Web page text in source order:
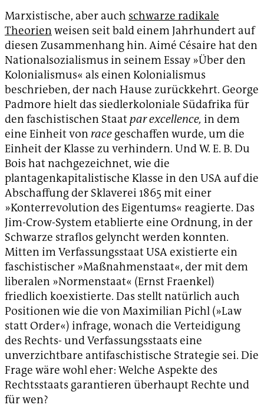
Marxistische, aber auch schwarze radikale
Theorienweisen seit bald einem Jahrhundert auf
diesen Zusammenhang hin. Aimé Césaire hat den
Nationalsozialismus in seinem Essay »Über den
Kolonialismus« als einen Kolonialismus
beschrieben, der nach Hause zurückkehrt. George
Padmore hielt das siedlerkoloniale Südafrika für
den faschistischen Staatpar excellence, in dem
eine Einheit von race geschaffen wurde, um die
Einheit der Klasse zu verhindern. Und W. E. B. Du
Bois hat nachgezeichnet, wie die
plantagenkapitalistische Klasse in den USA auf die
Abschaffung der Sklaverei 1865 mit einer
»Konterrevolution des Eigentums« reagierte. Das
Jim-Crow-System etablierte eine Ordnung, in der
Schwarze straflos gelyncht werden konnten.
Mitten im Verfassungsstaat USA existierte ein
faschistischer »Maßnahmenstaat«, der mit dem
liberalen »Normenstaat« (Ernst Fraenkel)
friedlich koexistierte. Das stellt natürlich auch
Positionen wie die von Maximilian Pichl (»Law
statt Order«) infrage, wonach die Verteidigung
des Rechts- und Verfassungsstaats eine
unverzichtbare antifaschistische Strategie sei. Die
Frage wäre wohl eher: Welche Aspekte des
Rechtsstaats garantieren überhaupt Rechte und
für wen?